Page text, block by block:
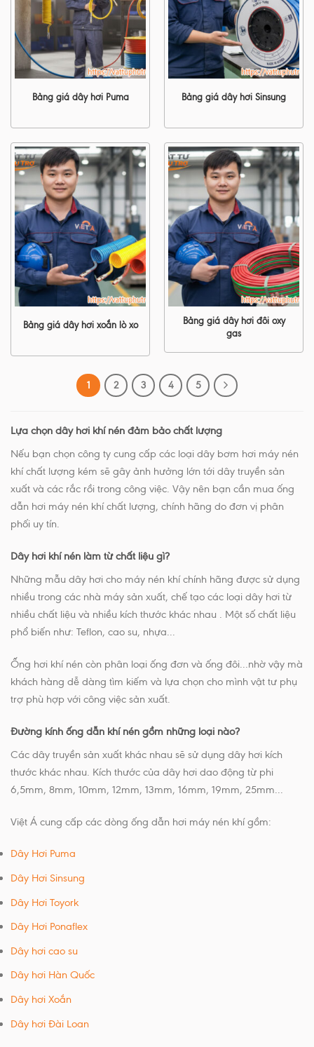
Bảng giá dây hơi Puma Bảng giá dây hơi Sinsung
Bảng giá dây hơi xoắn lò xo
Bảng giá dây hơi đôi oxy
gas
1 2 3 4 5
Lựa chọn dây hơi khí nén đảm bảo chất lượng
Nếu bạn chọn công ty cung cấp các loại dây bơm hơi máy nén
khí chất lượng kém sẽ gây ảnh hưởng lớn tới dây truyền sản
xuất và các rắc rồi trong công việc. Vậy nên bạn cần mua ống
dẫn hơi máy nén khí chất lượng, chính hãng do đơn vị phân
phối uy tín.
Dây hơi khí nén làm từ chất liệu gì?
Những mẫu dây hơi cho máy nén khí chính hãng được sử dụng
nhiều trong các nhà máy sản xuất, chế tạo các loại dây hơi từ
nhiều chất liệu và nhiều kích thước khác nhau . Một số chất liệu
phổ biến như: Teflon, cao su, nhựa...
Ống hơi khí nén còn phân loại ống đơn và ống đôi...nhờ vậy mà
khách hàng dễ dàng tìm kiếm và lựa chọn cho mình vật tư phụ
trợ phù hợp với công việc sản xuất.
Đường kính ống dẫn khí nén gồm những loại nào?
Các dây truyền sản xuất khác nhau sẽ sử dụng dây hơi kích
thước khác nhau. Kích thước của dây hơi dao động từ phi
6,5mm, 8mm, 10mm, 12mm, 13mm, 16mm, 19mm, 25mm...
Việt Á cung cấp các dòng ống dẫn hơi máy nén khí gồm:
Dây Hơi Puma
Dây Hơi Sinsung
Dây Hơi Toyork
Dây Hơi Ponaflex
Dây hơi cao su
Dây hơi Hàn Quốc
Dây hơi Xoắn
Dây hơi Đài Loan